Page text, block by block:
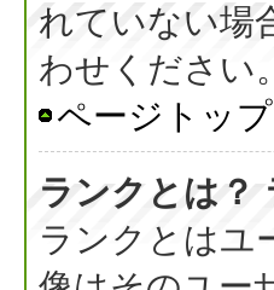
れていない場
わせください。
ページトップ
ランクとは？
ランクとはユ